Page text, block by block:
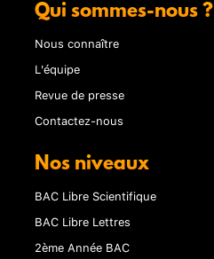
Qui sommes-nous ?
Nous connaître
L'équipe
Revue de presse
Contactez-nous
Nos niveaux
BAC Libre Scientifique
BAC Libre Lettres
2ème Année BAC